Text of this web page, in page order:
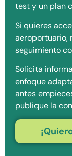
test y un plan
Si quieres
aeroportuario,
seguimiento
Solicita
enfoque
antes
publique la